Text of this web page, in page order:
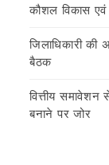
कौशल विकास एवं
जिलाधिकारी की
बैठक
वित्तीय
बनाने पर जोर